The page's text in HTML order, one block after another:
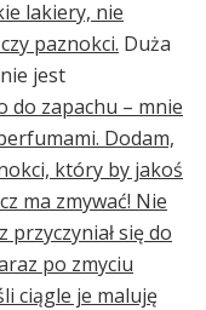
lakiery, nie
paznokci. Duża
jest
do zapachu – mnie
Dodam,
który by jakoś
ma zmywać! Nie
przyczyniał się do
po zmyciu
ciągle je maluję